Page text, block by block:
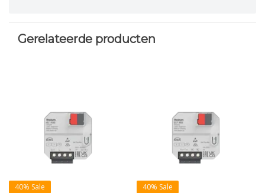
Gerelateerde producten
40% Sale 40% Sale